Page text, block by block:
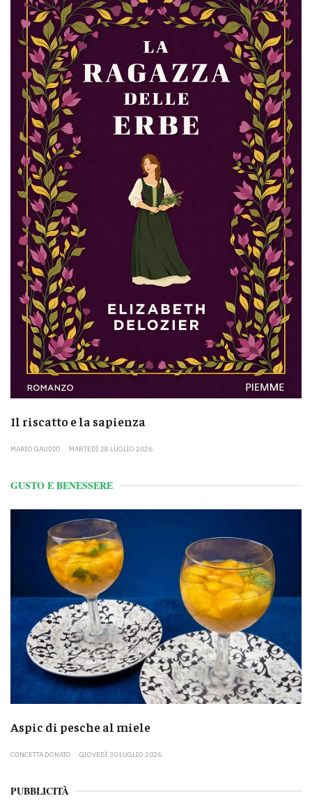
Il riscatto e la sapienza
MARIO GAUDIO MARTEDÌ 28 LUGLIO 2026
GUSTO E BENESSERE
Aspic di pesche al miele
CONCETTA DONATO GIOVEDÌ 30 LUGLIO 2026
PUBBLICITÀ